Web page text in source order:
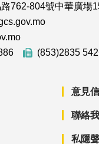
762-804號中華廣場
(853)2835
意見
聯絡
私隱